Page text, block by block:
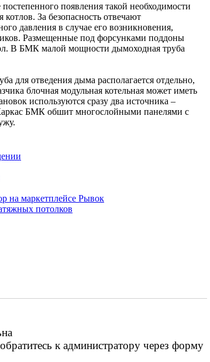
появления такой необходимости
За безопасность отвечают
давления в случае его возникновения,
Размещенные под форсунками поддоны
В БМК малой мощности дымоходная труба
для отведения дыма располагается отдельно,
блочная модульная котельная может иметь
используются сразу два источника –
БМК обшит многослойными панелями с
на маркетплейсе Рывок
потолков
к администратору через форму